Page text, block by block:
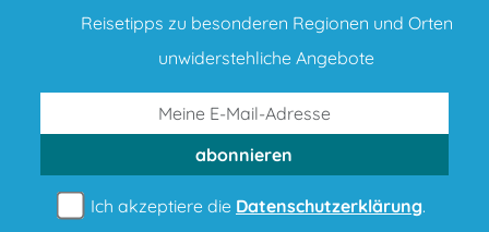
Reisetipps zu besonderen Regionen und Orten
unwiderstehliche Angebote
abonnieren
Ich akzeptiere die Datenschutzerklärung.